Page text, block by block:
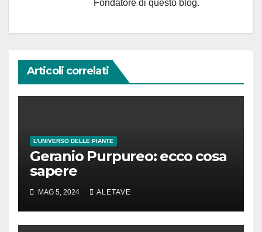
Fondatore di questo blog.
Articoli correlati
L'UNIVERSO DELLE PIANTE
Geranio Purpureo: ecco cosa
sapere
MAG 5, 2024 ALETAVE